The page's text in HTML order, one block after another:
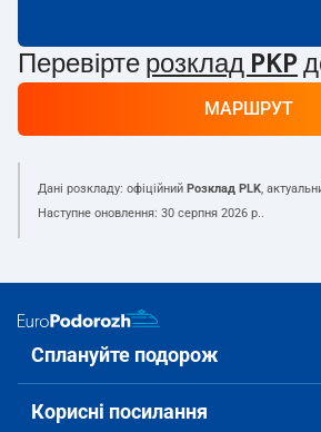
Перевірте розклад PKP
МАРШРУТ
Дані розкладу: офіційний Розклад PLK,
Наступне оновлення: 30 серпня 2026 р..
Сплануйте подорож
Корисні посилання